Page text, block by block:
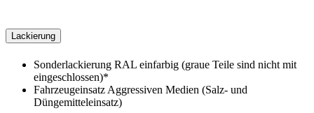
Lackierung
Sonderlackierung RAL einfarbig (graue Teile sind nicht mit
eingeschlossen)*
Fahrzeugeinsatz Aggressiven Medien (Salz- und
Düngemitteleinsatz)